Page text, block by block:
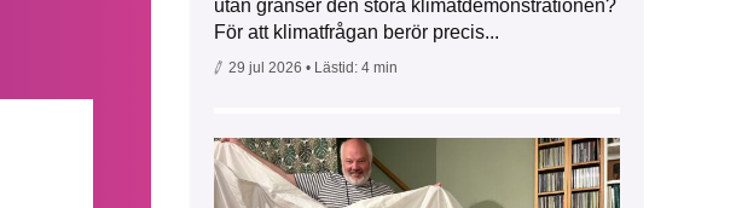
utan gränser den stora klimatdemonstrationen?
För att klimatfrågan berör precis...
29 jul 2026 • Lästid: 4 min